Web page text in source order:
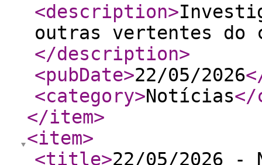
<description>
outras vertentes do
</description>
<pubDate>22/05/2026
<category>Notícias</
</item>
<item>
<title>22/05/2026 -